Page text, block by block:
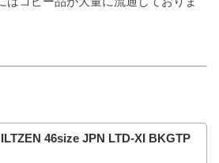
46size JPN LTD-XI BKGTP